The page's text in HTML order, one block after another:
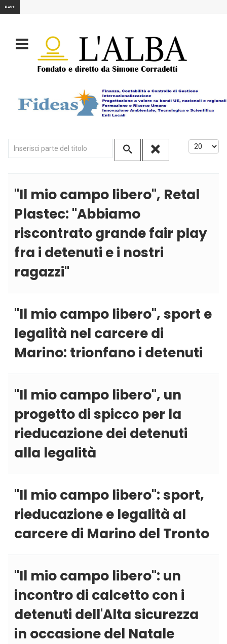
FLASH:
Inserisci parte del titolo
''Il mio campo libero'', Retal
Plastec: ''Abbiamo
riscontrato grande fair play
fra i detenuti e i nostri
ragazzi''
''Il mio campo libero'', sport e
legalità nel carcere di
Marino: trionfano i detenuti
''Il mio campo libero'', un
progetto di spicco per la
rieducazione dei detenuti
alla legalità
''Il mio campo libero'': sport,
rieducazione e legalità al
carcere di Marino del Tronto
''Il mio campo libero'': un
incontro di calcetto con i
detenuti dell'Alta sicurezza
in occasione del Natale